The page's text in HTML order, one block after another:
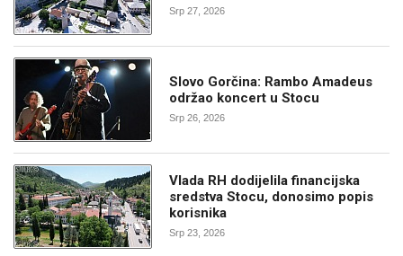
Srp 27, 2026
Slovo Gorčina: Rambo Amadeus
održao koncert u Stocu
Srp 26, 2026
Vlada RH dodijelila financijska
sredstva Stocu, donosimo popis
korisnika
Srp 23, 2026